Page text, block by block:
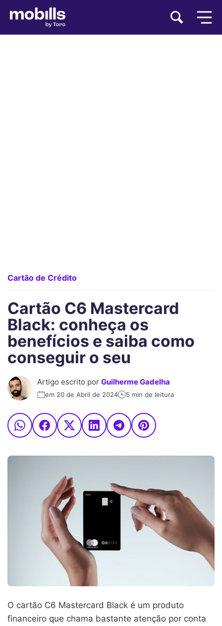
Cartão de Crédito
Cartão C6 Mastercard
Black: conheça os
benefícios e saiba como
conseguir o seu
Artigo escrito por Guilherme Gadelha
em 20 de Abril de 2024 5 min de leitura
O cartão C6 Mastercard Black é um produto
financeiro que chama bastante atenção por conta